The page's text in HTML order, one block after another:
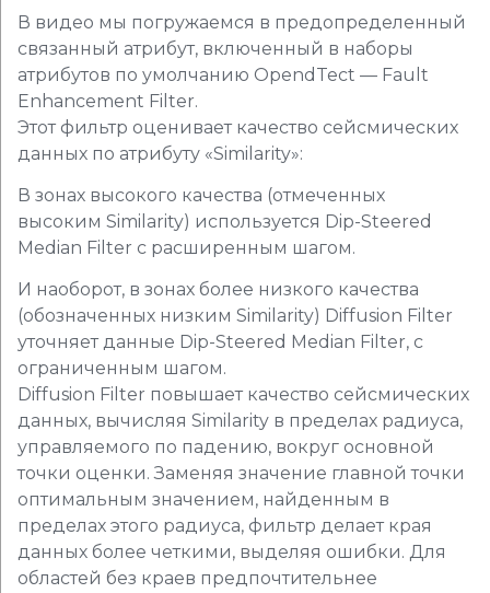
В видео мы погружаемся в предопределенный
связанный атрибут, включенный в наборы
атрибутов по умолчанию OpendTect — Fault
Enhancement Filter.
Этот фильтр оценивает качество сейсмических
данных по атрибуту «Similarity»:
В зонах высокого качества (отмеченных
высоким Similarity) используется Dip-Steered
Median Filter с расширенным шагом.
И наоборот, в зонах более низкого качества
(обозначенных низким Similarity) Diffusion Filter
уточняет данные Dip-Steered Median Filter, с
ограниченным шагом.
Diffusion Filter повышает качество сейсмических
данных, вычисляя Similarity в пределах радиуса,
управляемого по падению, вокруг основной
точки оценки. Заменяя значение главной точки
оптимальным значением, найденным в
пределах этого радиуса, фильтр делает края
данных более четкими, выделяя ошибки. Для
областей без краев предпочтительнее